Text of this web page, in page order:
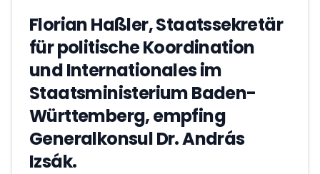
Florian Haßler, Staatssekretär
für politische Koordination
und Internationales im
Staatsministerium Baden-
Württemberg, empfing
Generalkonsul Dr. András
Izsák.